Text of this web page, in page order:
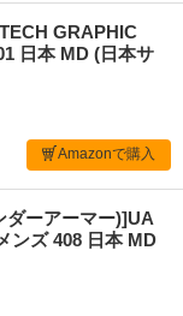
GRAPHIC
日本 MD (日本サ
Amazonで購入
ダーアーマー)]UA
ンズ 408 日本 MD